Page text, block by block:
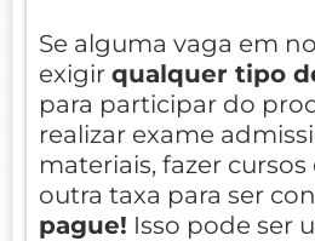
Se alguma vaga em
exigir qualquer tipo
para participar do
realizar exame
materiais, fazer
outra taxa para ser
pague! Isso pode ser